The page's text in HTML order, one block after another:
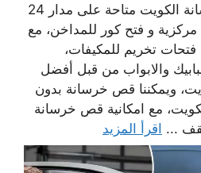
خدمات شركة قص خرسانة الكويت متاحة على مدار 24
و فتح كور للمداخن، مع
تخريم للمكيفات،
والابواب من قبل أفضل
ويمكننا قص خرسانة بدون
مع امكانية قص خرسانة
... اقرأ المزيد